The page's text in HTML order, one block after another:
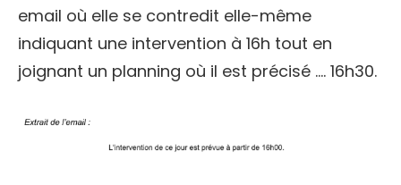
email où elle se contredit elle-même
indiquant une intervention à 16h tout en
joignant un planning où il est précisé …. 16h30.